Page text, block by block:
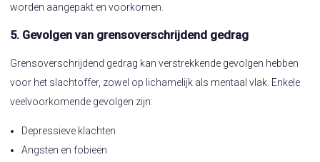
worden aangepakt en voorkomen.
5. Gevolgen van grensoverschrijdend gedrag
Grensoverschrijdend gedrag kan verstrekkende gevolgen hebben
voor het slachtoffer, zowel op lichamelijk als mentaal vlak. Enkele
veelvoorkomende gevolgen zijn:
Depressieve klachten
Angsten en fobieën